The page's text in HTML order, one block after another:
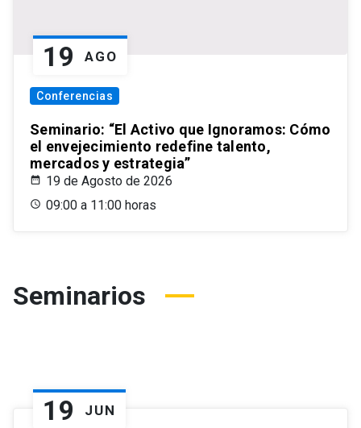
19 AGO
Conferencias
Seminario: “El Activo que Ignoramos: Cómo
el envejecimiento redefine talento,
mercados y estrategia”
19 de Agosto de 2026
09:00 a 11:00 horas
Seminarios
19 JUN